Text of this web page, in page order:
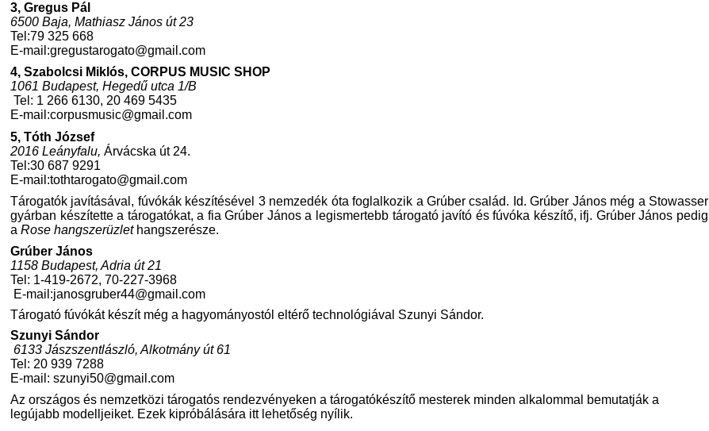
3, Gregus Pál
6500 Baja, Mathiasz János út 23
Tel:79 325 668
E-mail:gregustarogato@gmail.com
4, Szabolcsi Miklós, CORPUS MUSIC SHOP
1061 Budapest, Hegedű utca 1/B
Tel: 1 266 6130, 20 469 5435
E-mail:corpusmusic@gmail.com
5, Tóth József
2016 Leányfalu, Árvácska út 24.
Tel:30 687 9291
E-mail:tothtarogato@gmail.com
Tárogatók javításával, fúvókák készítésével 3 nemzedék óta foglalkozik a Grúber család. Id. Grúber János még a Stowasser
gyárban készítette a tárogatókat, a fia Grúber János a legismertebb tárogató javító és fúvóka készítő, ifj. Grúber János pedig
a Rose hangszerüzlethangszerésze.
Grúber János
1158 Budapest, Adria út 21
Tel: 1-419-2672, 70-227-3968
E-mail:janosgruber44@gmail.com
Tárogató fúvókát készít még a hagyományostól eltérő technológiával Szunyi Sándor.
Szunyi Sándor
6133 Jászszentlászló, Alkotmány út 61
Tel: 20 939 7288
E-mail: szunyi50@gmail.com
Az országos és nemzetközi tárogatós rendezvényeken a tárogatókészítő mesterek minden alkalommal bemutatják a
legújabb modelljeiket. Ezek kipróbálására itt lehetőség nyílik.